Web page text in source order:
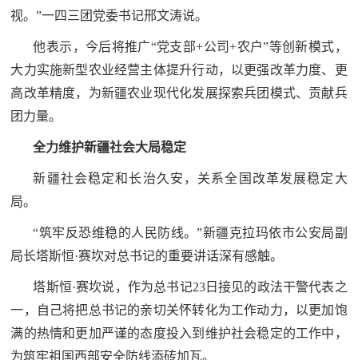
视。”一四三团党委书记邢文涛说。
他表示，今后将推广“党支部+公司+农户”等创新模式，
大力实施新型农业经营主体提升行动，以更强改革力度、更
高改革精度，为新疆农业现代化发展探索兵团模式、贡献兵
团力量。
全力维护新疆社会大局稳定
新疆社会稳定和长治久安，关系全国改革发展稳定大
局。
“筑牢反恐维稳的人民防线。”新疆克拉玛依市公安局副
局长塔斯恒·赛坎对总书记的重要讲话深有感触。
塔斯恒·赛坎说，作为总书记23日接见的政法干警代表之
一，自己将把总书记的亲切关怀转化为工作动力，以更加饱
满的热情和更加严谨的态度投入到维护社会稳定的工作中，
为筑牢祖国西部安全防线添砖加瓦。